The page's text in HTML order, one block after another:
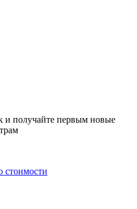
и получайте первым новые
стоимости